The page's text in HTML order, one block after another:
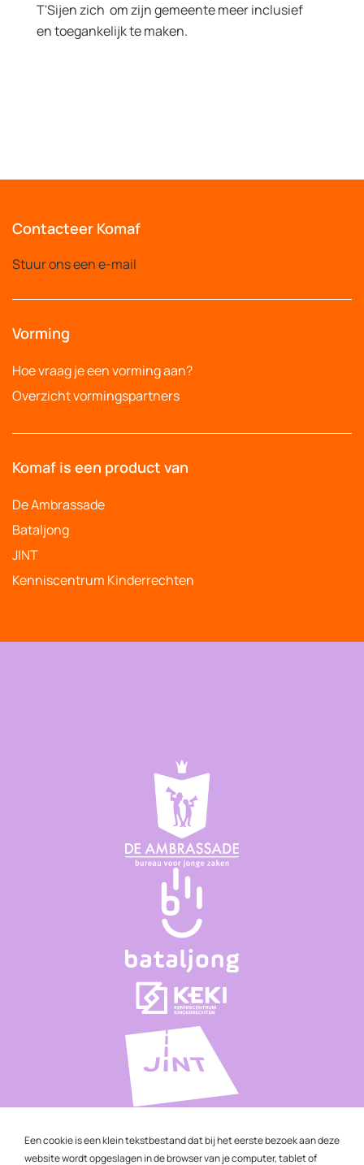
T'Sijen zich om zijn gemeente meer inclusief
en toegankelijk te maken.
Een cookie is een klein tekstbestand dat bij het eerste bezoek aan deze
website wordt opgeslagen in de browser van je computer, tablet of
Contacteer Komaf
Stuur ons een e-mail
Vorming
Hoe vraag je een vorming aan?
Overzicht vormingspartners
Komaf is een product van
De Ambrassade
Bataljong
JINT
Kenniscentrum Kinderrechten